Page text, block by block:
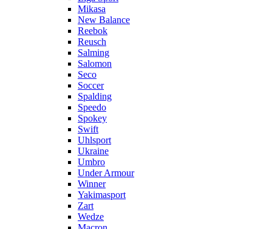
Mikasa
New Balance
Reebok
Reusch
Salming
Salomon
Seco
Soccer
Spalding
Speedo
Spokey
Swift
Uhlsport
Ukraine
Umbro
Under Armour
Winner
Yakimasport
Zart
Wedze